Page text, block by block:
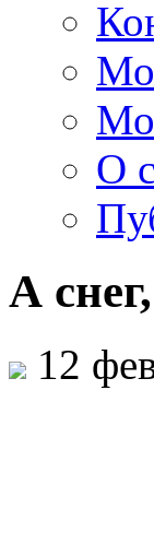
О
А
12